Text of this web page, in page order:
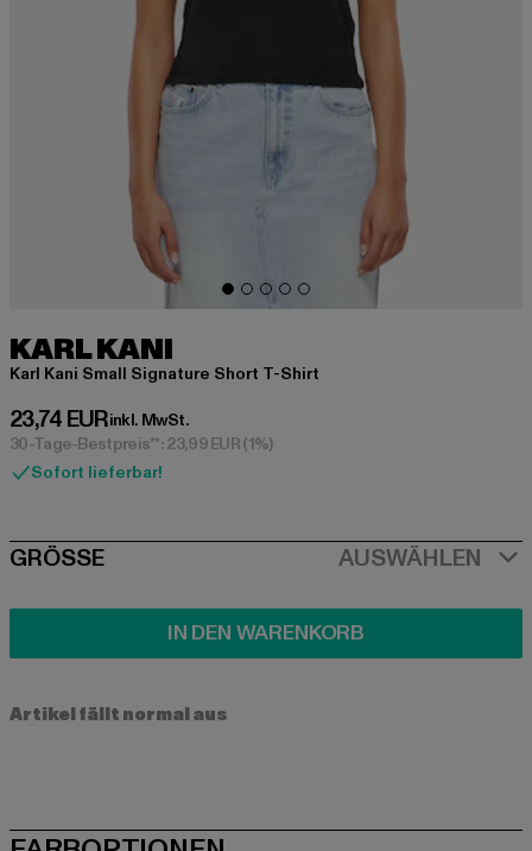
KARL KANI
Karl Kani Small Signature Short T-Shirt
23,74 EUR
Derzeitiger Preis: 23,74 EUR
inkl. MwSt.
30-Tage-Bestpreis**: 23,99 EUR(1%)
Sofort lieferbar!
SIZE
GRÖSSE AUSWÄHLEN
IN DEN WARENKORB
Artikel fällt normal aus